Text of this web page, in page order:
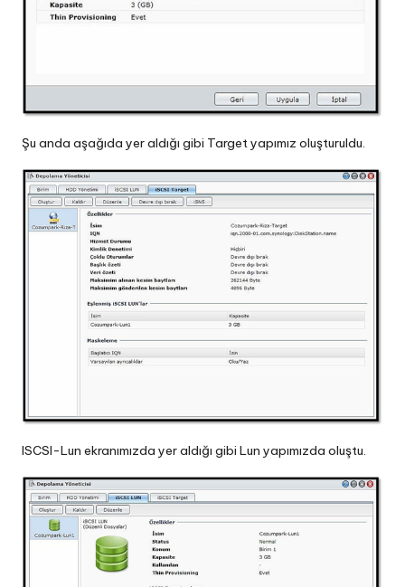
Şu anda aşağıda yer aldığı gibi Target yapımız oluşturuldu.
ISCSI-Lun ekranımızda yer aldığı gibi Lun yapımızda oluştu.